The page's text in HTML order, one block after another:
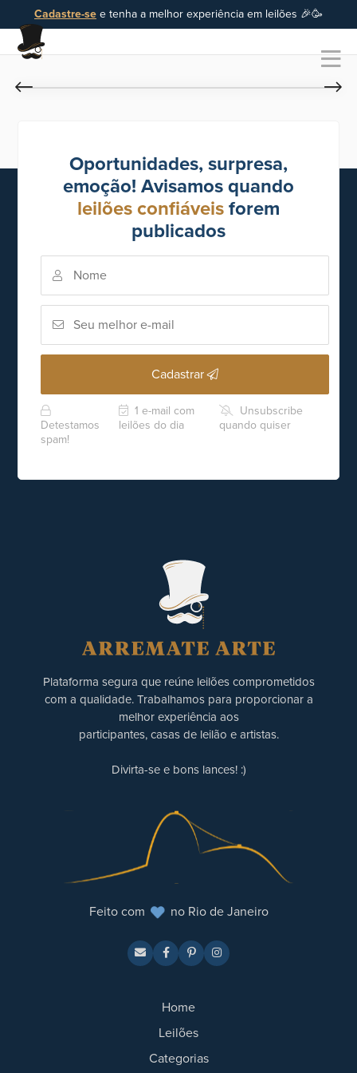
Cadastre-se e tenha a melhor experiência em leilões 🎉🥳
Oportunidades, surpresa,
emoção! Avisamos quando
leilões confiáveis forem
publicados
Cadastrar
Detestamos
spam!
1 e-mail com
leilões do dia
Unsubscribe
quando quiser
Plataforma segura que reúne leilões comprometidos
com a qualidade. Trabalhamos para proporcionar a
melhor experiência aos
participantes, casas de leilão e artistas.
Divirta-se e bons lances! :)
Feito com no Rio de Janeiro
Home
Leilões
Categorias